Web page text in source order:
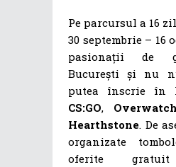
Pe parcursul a 16
30 septembrie – 16
pasionații de
București și nu
putea înscrie în
CS:GO, Overwatch
Hearthstone. De
organizate
oferite gratuit